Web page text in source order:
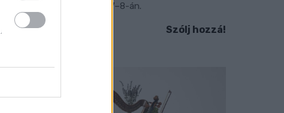
érdeklődőket augusztus 7–8-án.
Szólj hozzá!